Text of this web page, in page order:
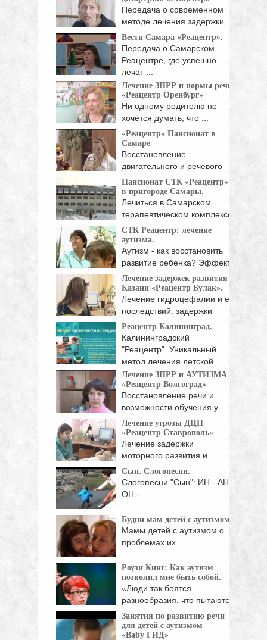
Передача о современном
методе лечения задержки
речевого ...
Вести Самара «Реацентр».
Передача о Самарском
Реацентре, где успешно
лечат ...
Лечение ЗПРР и нормы речи
«Реацентр Оренбург»
Ни одному родителю не
хочется думать, что ...
«Реацентр» Пансионат в
Самаре
Восстановление
двигательного и речевого
развития у детей ...
Пансионат СТК «Реацентр»
в пригороде Самары.
Лечиться в Самарском
терапевтическом комплексе
"Реацентр" теперь ...
СТК Реацентр: лечение
аутизма.
Аутизм - как восстановить
развитие ребенка? Эффект
...
Лечение задержек развития в
Казани «Реацентр Булак».
Лечение гидроцефалии и ее
последствий: задержки
моторного ...
Реацентр Калининград.
Калининградский
"Реацентр". Уникальный
метод лечения детской
неврологической патологии
...
Лечение ЗПРР и АУТИЗМА
«Реацентр Волгоград»
Восстановление речи и
возможности обучения у
детей ...
Лечение угрозы ДЦП
«Реацентр Ставрополь»
Лечение задержки
моторного развития и
угрозы ДЦП. ...
Сын. Слогопесни.
Слогопесни "Сын": ИН - АН -
ОН - ...
Будни мам детей с аутизмом.
Мамы детей с аутизмом о
проблемах их ...
Роузи Кинг: Как аутизм
позволил мне быть собой.
«Люди так боятся
разнообразия, что пытаются
уложить ...
Занятия по развитию речи
для детей с аутизмом —
«Baby ГИД»